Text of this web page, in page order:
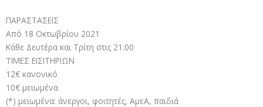
ΠΑΡΑΣΤΑΣΕΙΣ
Από 18 Οκτωβρίου 2021
Κάθε Δευτέρα και Τρίτη στις 21:00
ΤΙΜΕΣ ΕΙΣΙΤΗΡΙΩΝ
12€ κανονικό
10€ μειωμένα
(*) μειωμένα: άνεργοι, φοιτητές, ΑμεΑ, παιδιά